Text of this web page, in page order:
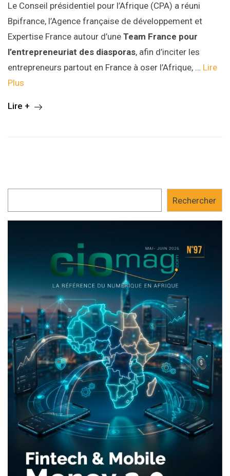
Le Conseil présidentiel pour l’Afrique (CPA) a réuni
Bpifrance, l’Agence française de développement et
Expertise France autour d’une Team France pour
l’entrepreneuriat des diasporas, afin d’inciter les
entrepreneurs partout en France à oser l’Afrique, … Lire
Plus
Lire +
Rechercher